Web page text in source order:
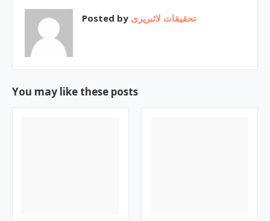
Posted by تحقیقات لائبریری
You may like these posts